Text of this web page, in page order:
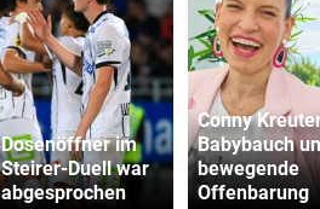
Dosenöffner im
Steirer-Duell war
abgesprochen
Conny
Babybauch
bewegende
Offenbarung